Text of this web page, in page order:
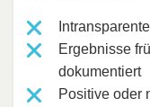
Ergebnisse
dokumentiert
Positive oder